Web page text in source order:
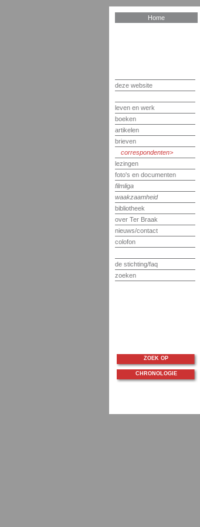
Home
deze website
leven en werk
boeken
artikelen
brieven
correspondenten
lezingen
foto's en documenten
filmliga
waakzaamheid
bibliotheek
over Ter Braak
nieuws/contact
colofon
de stichting/faq
zoeken
ZOEK OP
CHRONOLOGIE